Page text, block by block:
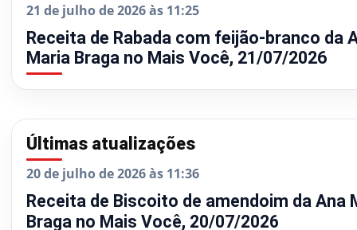
21 de julho de 2026 às 11:25
Receita de Rabada com feijão-branco da
Maria Braga no Mais Você, 21/07/2026
Últimas atualizações
20 de julho de 2026 às 11:36
Receita de Biscoito de amendoim da Ana
Braga no Mais Você, 20/07/2026